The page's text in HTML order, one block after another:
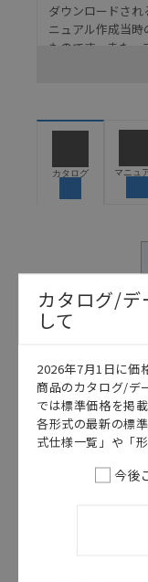
ダウンロードさ
ニュアル作成当
ものです。また
ので、ご使用に
うな用途に使
保できるよう
ン事例は参考
置の機能や安
商品に接続さ
のもそのまま
ている可能性
ものであり、
があります。
え、ご用命下
カタログ マニュ
H7CN
カタログ/デ
して
2026年7月1日に価
商品のカタログ/デ
では標準価格を掲
各形式の最新の標
式仕様一覧」や「
今後